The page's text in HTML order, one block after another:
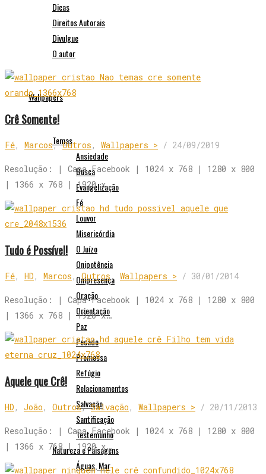
Dicas
Direitos Autorais
Divulgue
O autor
Wallpapers
Temas
Ansiedade
Busca
Evangelização
Fé
Louvor
Misericórdia
O Juízo
Onipotência
Onipresença
Oração
Orientação
Paz
Pecado
Promessa
Refúgio
Relacionamentos
Salvação
Santificação
Testemunho
Natureza e Paisagens
Águas, Mar
Crê Somente!
Fé, Marcos,Outros , Wallpapers > / 24/09/2019
Resolução: | Capa Facebook | 1024 x 768 | 1280 x 800
| 1366 x 768 | 1920 x…
Tudo é Possível!
Fé, HD , Marcos ,Outros, Wallpapers > / 30/01/2014
Resolução: | Capa Facebook | 1024 x 768 | 1280 x 800
| 1366 x 768 | 1920 x…
Aquele que Crê!
HD , João , Outros,Salvação , Wallpapers > / 20/11/2013
Resolução: | Capa Facebook | 1024 x 768 | 1280 x 800
| 1366 x 768 | 1920 x…